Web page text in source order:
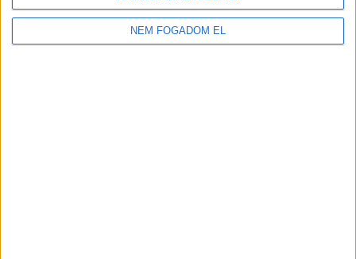
NEM FOGADOM EL